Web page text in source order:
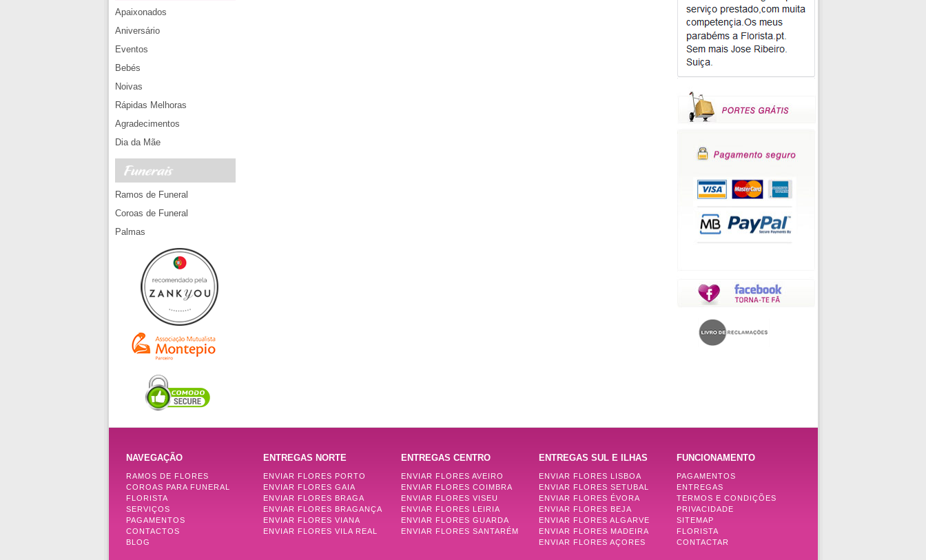
Apaixonados
Aniversário
Eventos
Bebés
Noivas
Rápidas Melhoras
Agradecimentos
Dia da Mãe
Ramos de Funeral
Coroas de Funeral
Palmas
NAVEGAÇÃO
RAMOS DE FLORES
COROAS PARA FUNERAL
FLORISTA
SERVIÇOS
PAGAMENTOS
CONTACTOS
BLOG
ENTREGAS NORTE
ENVIAR FLORES PORTO
ENVIAR FLORES GAIA
ENVIAR FLORES BRAGA
ENVIAR FLORES BRAGANÇA
ENVIAR FLORES VIANA
ENVIAR FLORES VILA REAL
ENTREGAS CENTRO
ENVIAR FLORES AVEIRO
ENVIAR FLORES COIMBRA
ENVIAR FLORES VISEU
ENVIAR FLORES LEIRIA
ENVIAR FLORES GUARDA
ENVIAR FLORES SANTARÉM
ENTREGAS SUL E ILHAS
ENVIAR FLORES LISBOA
ENVIAR FLORES SETUBAL
ENVIAR FLORES ÉVORA
ENVIAR FLORES BEJA
ENVIAR FLORES ALGARVE
ENVIAR FLORES MADEIRA
ENVIAR FLORES AÇORES
FUNCIONAMENTO
PAGAMENTOS
ENTREGAS
TERMOS E CONDIÇÕES
PRIVACIDADE
SITEMAP
FLORISTA
CONTACTAR